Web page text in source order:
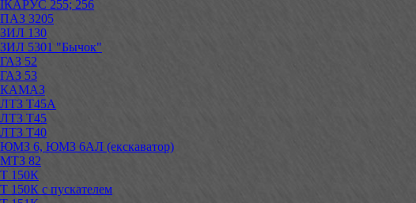
ІКАРУС 255; 256
ПАЗ 3205
ЗИЛ 130
ЗИЛ 5301 "Бычок"
ГАЗ 52
ГАЗ 53
КАМАЗ
ЛТЗ Т45А
ЛТЗ Т45
ЛТЗ Т40
ЮМЗ 6, ЮМЗ 6АЛ (екскаватор)
МТЗ 82
Т 150К
Т 150К с пускателем